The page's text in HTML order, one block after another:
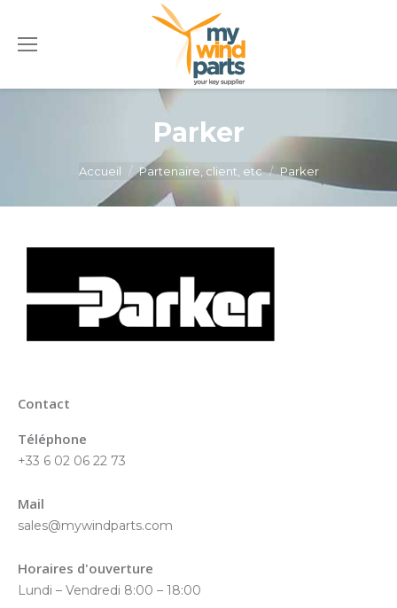
Parker
Vous êtes ici :
Accueil Partenaire, client, etc Parker
Contact
Téléphone
+33 6 02 06 22 73
Mail
sales@mywindparts.com
Horaires d'ouverture
Lundi – Vendredi 8:00 – 18:00